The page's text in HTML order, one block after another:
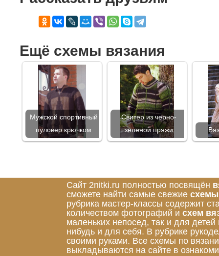
Ещё схемы вязания
Мужской спортивный
пуловер крючком
Свитер из черно-
зеленой пряжи
Сайт 2nitki.ru полностью посвящён
сможете найти самые свежие схемы
рубрика мастер-классы содержит
количеством фотографий и схем
маленьких непосед, так и для
нибудь и для себя. В рубрике
своими руками. Все схемы по
выкладываются на сайте в